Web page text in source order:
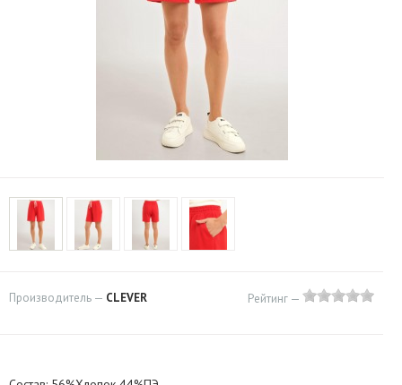
Производитель — CLEVER Рейтинг —